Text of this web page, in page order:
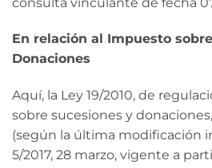
En relación al Impuesto
Donaciones
Aquí, la Ley 19/2010, de
sobre sucesiones y
(según la última modificación
5/2017, 28 marzo, vigente a